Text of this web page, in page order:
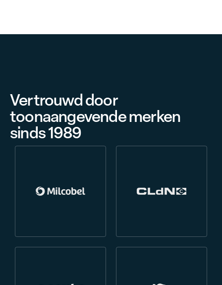
Vertrouwd door
toonaangevende merken
sinds 1989